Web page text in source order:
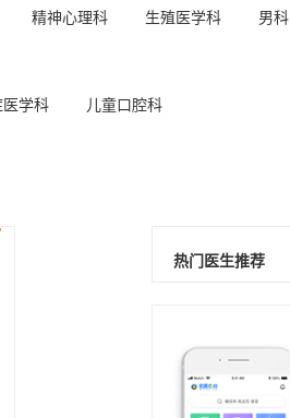
精神心理科 生殖医学科 男科
医学科 儿童口腔科
热门医生推荐